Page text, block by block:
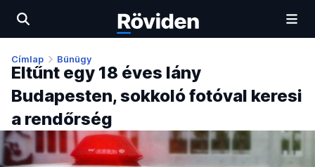
Címlap Bűnügy
Eltűnt egy 18 éves lány
Budapesten, sokkoló fotóval keresi
a rendőrség